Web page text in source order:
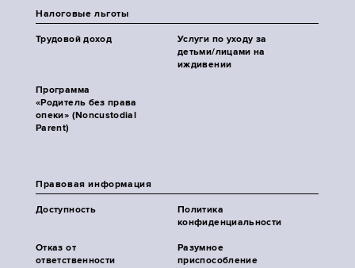
Налоговые льготы
Трудовой доход
Услуги по уходу за
детьми/лицами на
иждивении
Программа
«Родитель без права
опеки» (Noncustodial
Parent)
Правовая информация
Доступность
Политика
конфиденциальности
Отказ от
ответственности
Разумное
приспособление